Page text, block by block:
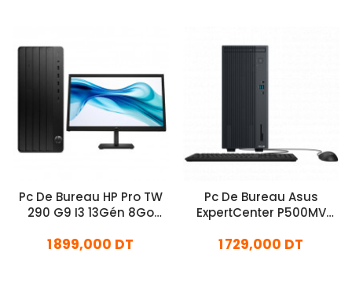
Pc De Bureau HP Pro TW
290 G9 I3 13Gén 8Go
1 899,000 DT
Pc De Bureau Asus
ExpertCenter P500MV
512Go SSD
1 729,000 DT